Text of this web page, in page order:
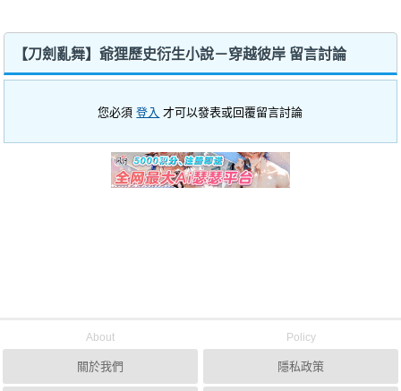
【刀劍亂舞】爺狸歷史衍生小說－穿越彼岸 留言討論
您必須登入 才可以發表或回覆留言討論
About
關於我們
Policy
隱私政策